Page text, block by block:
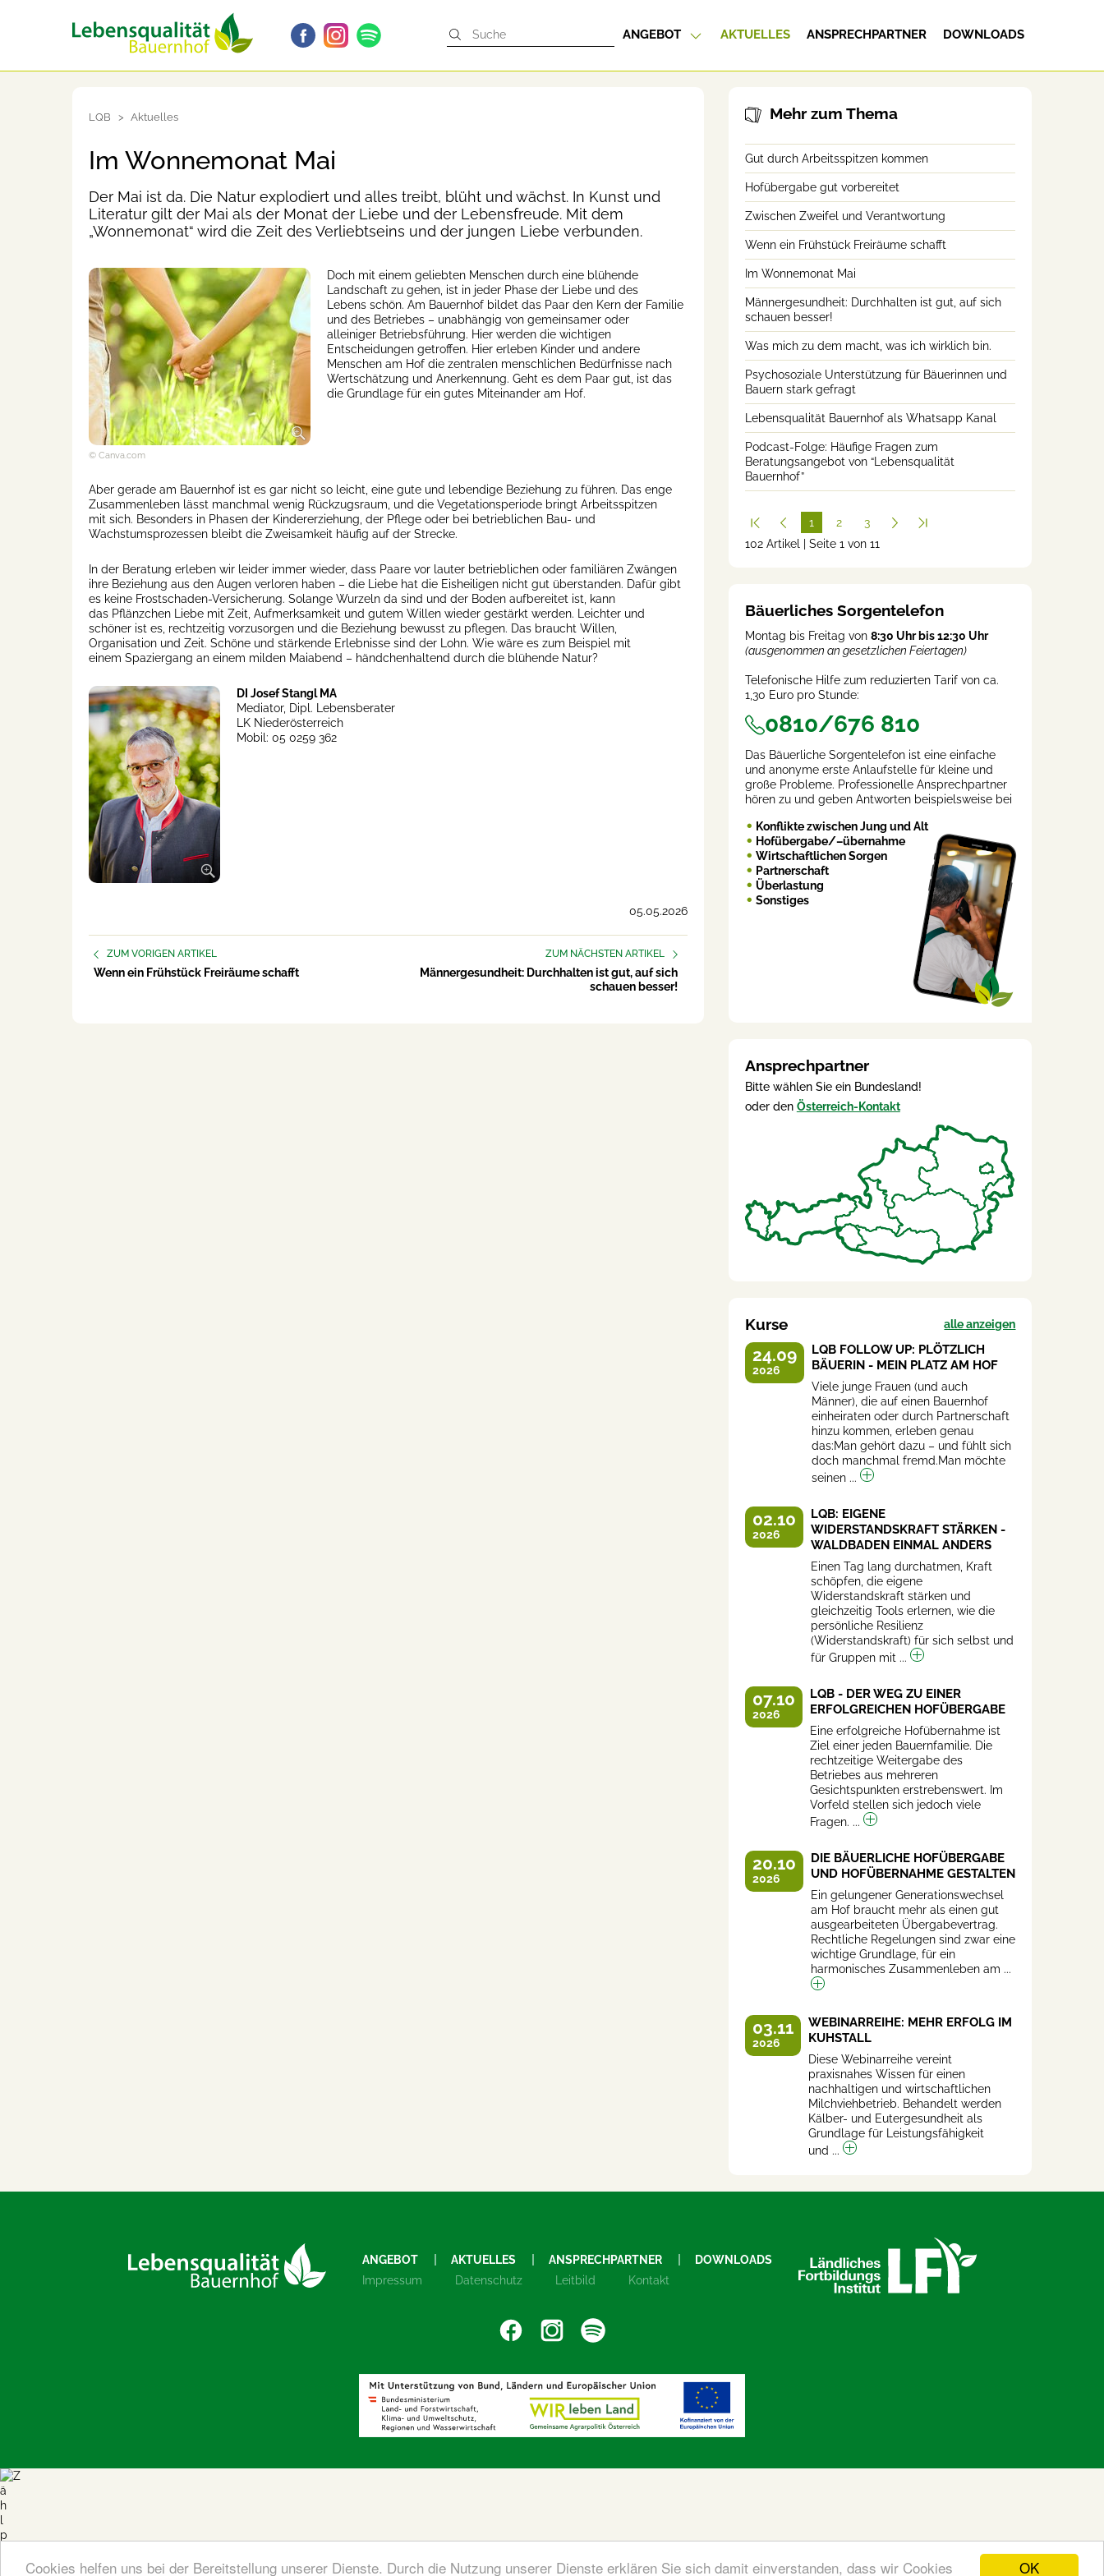
OK
Cookies helfen uns bei der Bereitstellung unserer Dienste. Durch die Nutzung unserer Dienste erklären Sie sich damit einverstanden, dass wir Cookies
ANGEBOT AKTUELLES ANSPRECHPARTNER DOWNLOADS
LQB Aktuelles
Im Wonnemonat Mai
Der Mai ist da. Die Natur explodiert und alles treibt, blüht und wächst. In Kunst und
Literatur gilt der Mai als der Monat der Liebe und der Lebensfreude. Mit dem
„Wonnemonat“ wird die Zeit des Verliebtseins und der jungen Liebe verbunden.
© Canva.com
Doch mit einem geliebten Menschen durch eine blühende
Landschaft zu gehen, ist in jeder Phase der Liebe und des
Lebens schön. Am Bauernhof bildet das Paar den Kern der Familie
und des Betriebes – unabhängig von gemeinsamer oder
alleiniger Betriebsführung. Hier werden die wichtigen
Entscheidungen getroffen. Hier erleben Kinder und andere
Menschen am Hof die zentralen menschlichen Bedürfnisse nach
Wertschätzung und Anerkennung. Geht es dem Paar gut, ist das
die Grundlage für ein gutes Miteinander am Hof.
Aber gerade am Bauernhof ist es gar nicht so leicht, eine gute und lebendige Beziehung zu führen. Das enge
Zusammenleben lässt manchmal wenig Rückzugsraum, und die Vegetationsperiode bringt Arbeitsspitzen
mit sich. Besonders in Phasen der Kindererziehung, der Pflege oder bei betrieblichen Bau- und
Wachstumsprozessen bleibt die Zweisamkeit häufig auf der Strecke.
In der Beratung erleben wir leider immer wieder, dass Paare vor lauter betrieblichen oder familiären Zwängen
ihre Beziehung aus den Augen verloren haben – die Liebe hat die Eisheiligen nicht gut überstanden. Dafür gibt
es keine Frostschaden-Versicherung. Solange Wurzeln da sind und der Boden aufbereitet ist, kann
das Pflänzchen Liebe mit Zeit, Aufmerksamkeit und gutem Willen wieder gestärkt werden. Leichter und
schöner ist es, rechtzeitig vorzusorgen und die Beziehung bewusst zu pflegen. Das braucht Willen,
Organisation und Zeit. Schöne und stärkende Erlebnisse sind der Lohn. Wie wäre es zum Beispiel mit
einem Spaziergang an einem milden Maiabend – händchenhaltend durch die blühende Natur?
DI Josef Stangl MA
Mediator, Dipl. Lebensberater
LK Niederösterreich
Mobil: 05 0259 362
05.05.2026
ZUM VORIGEN ARTIKEL
Wenn ein Frühstück Freiräume schafft
ZUM NÄCHSTEN ARTIKEL
Männergesundheit: Durchhalten ist gut, auf sich
schauen besser!
Mehr zum Thema
Gut durch Arbeitsspitzen kommen
Hofübergabe gut vorbereitet
Zwischen Zweifel und Verantwortung
Wenn ein Frühstück Freiräume schafft
Im Wonnemonat Mai
Männergesundheit: Durchhalten ist gut, auf sich
schauen besser!
Was mich zu dem macht, was ich wirklich bin.
Psychosoziale Unterstützung für Bäuerinnen und
Bauern stark gefragt
Lebensqualität Bauernhof als Whatsapp Kanal
Podcast-Folge: Häufige Fragen zum
Beratungsangebot von “Lebensqualität
Bauernhof”
1
(cur
2
3
102 Artikel | Seite 1 von 11
Bäuerliches Sorgentelefon
Montag bis Freitag von 8:30 Uhr bis 12:30 Uhr
(ausgenommen an gesetzlichen Feiertagen)
Telefonische Hilfe zum reduzierten Tarif von ca.
1,30 Euro pro Stunde:
0810/676 810
Das Bäuerliche Sorgentelefon ist eine einfache
und anonyme erste Anlaufstelle für kleine und
große Probleme. Professionelle Ansprechpartner
hören zu und geben Antworten beispielsweise bei
Konflikte zwischen Jung und Alt
Hofübergabe/–übernahme
Wirtschaftlichen Sorgen
Partnerschaft
Überlastung
Sonstiges
Ansprechpartner
Bitte wählen Sie ein Bundesland!
oder den Österreich-Kontakt
Kurse alle anzeigen
24.09
2026
LQB FOLLOW UP: PLÖTZLICH
BÄUERIN - MEIN PLATZ AM HOF
Viele junge Frauen (und auch
Männer), die auf einen Bauernhof
einheiraten oder durch Partnerschaft
hinzu kommen, erleben genau
das:Man gehört dazu – und fühlt sich
doch manchmal fremd.Man möchte
seinen ...
02.10
2026
LQB: EIGENE
WIDERSTANDSKRAFT STÄRKEN -
WALDBADEN EINMAL ANDERS
Einen Tag lang durchatmen, Kraft
schöpfen, die eigene
Widerstandskraft stärken und
gleichzeitig Tools erlernen, wie die
persönliche Resilienz
(Widerstandskraft) für sich selbst und
für Gruppen mit ...
07.10
2026
LQB - DER WEG ZU EINER
ERFOLGREICHEN HOFÜBERGABE
Eine erfolgreiche Hofübernahme ist
Ziel einer jeden Bauernfamilie. Die
rechtzeitige Weitergabe des
Betriebes aus mehreren
Gesichtspunkten erstrebenswert. Im
Vorfeld stellen sich jedoch viele
Fragen. ...
20.10
2026
DIE BÄUERLICHE HOFÜBERGABE
UND HOFÜBERNAHME GESTALTEN
Ein gelungener Generationswechsel
am Hof braucht mehr als einen gut
ausgearbeiteten Übergabevertrag.
Rechtliche Regelungen sind zwar eine
wichtige Grundlage, für ein
harmonisches Zusammenleben am ...
03.11
2026
WEBINARREIHE: MEHR ERFOLG IM
KUHSTALL
Diese Webinarreihe vereint
praxisnahes Wissen für einen
nachhaltigen und wirtschaftlichen
Milchviehbetrieb. Behandelt werden
Kälber- und Eutergesundheit als
Grundlage für Leistungsfähigkeit
und ...
ANGEBOT AKTUELLES ANSPRECHPARTNER
DOWNLOADS
Impressum
Datenschutz Leitbild Kontakt